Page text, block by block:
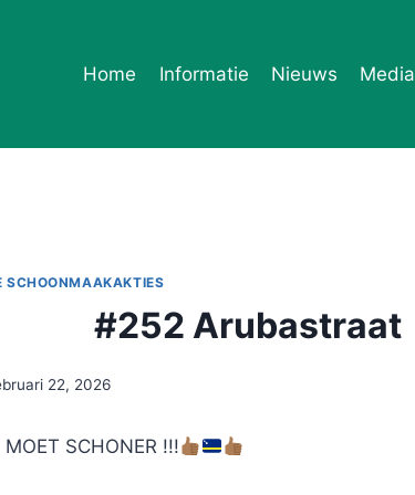
Home Informatie Nieuws Media
SCHOONMAAKAKTIES
#252 Arubastraat
22, 2026
MOET SCHONER !!!